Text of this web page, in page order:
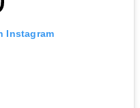
Instagram